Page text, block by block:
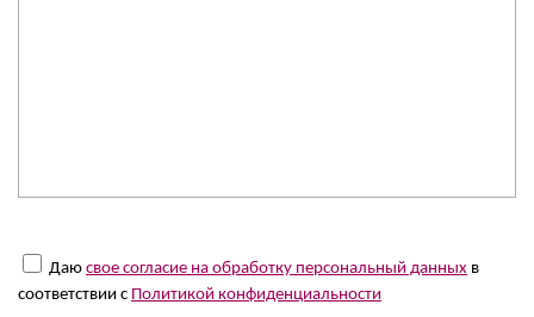
Даю свое согласие на обработку персональный данных в
соответствии с Политикой конфиденциальности